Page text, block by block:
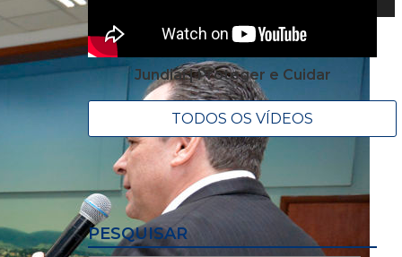
Jundiaí | Proteger e Cuidar
TODOS OS VÍDEOS
PESQUISAR